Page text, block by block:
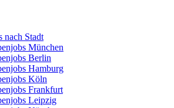
nach Stadt
München
Berlin
Hamburg
Köln
Frankfurt
Leipzig